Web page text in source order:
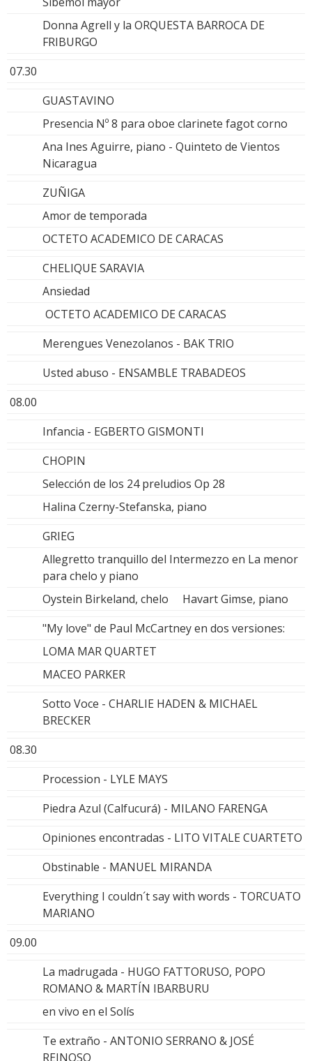
Donna Agrell y la ORQUESTA BARROCA DE
FRIBURGO
07.30
GUASTAVINO
Presencia Nº 8 para oboe clarinete fagot corno
Ana Ines Aguirre, piano - Quinteto de Vientos
Nicaragua
ZUÑIGA
Amor de temporada
OCTETO ACADEMICO DE CARACAS
CHELIQUE SARAVIA
Ansiedad
OCTETO ACADEMICO DE CARACAS
Merengues Venezolanos - BAK TRIO
Usted abuso - ENSAMBLE TRABADEOS
08.00
Infancia - EGBERTO GISMONTI
CHOPIN
Selección de los 24 preludios Op 28
Halina Czerny-Stefanska, piano
GRIEG
Allegretto tranquillo del Intermezzo en La menor
para chelo y piano
Oystein Birkeland, chelo Havart Gimse, piano
"My love" de Paul McCartney en dos versiones:
LOMA MAR QUARTET
MACEO PARKER
Sotto Voce - CHARLIE HADEN & MICHAEL
BRECKER
08.30
Procession - LYLE MAYS
Piedra Azul (Calfucurá) - MILANO FARENGA
Opiniones encontradas - LITO VITALE CUARTETO
Obstinable - MANUEL MIRANDA
Everything I couldn´t say with words - TORCUATO
MARIANO
09.00
La madrugada - HUGO FATTORUSO, POPO
ROMANO & MARTÍN IBARBURU
en vivo en el Solís
Te extraño - ANTONIO SERRANO & JOSÉ
REINOSO